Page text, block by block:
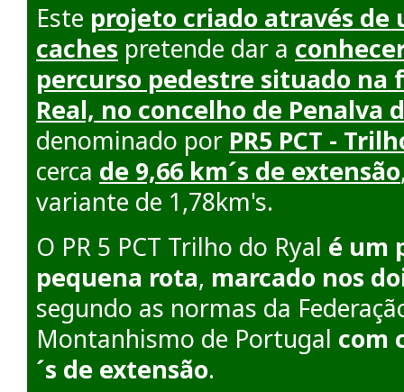
Este projeto criado através de
caches pretende dar a
percurso pedestre situado na
Real, no concelho de Penalva
denominado por PR5 PCT -
cerca de 9,66 km´s de extensão
variante de 1,78km's.
O PR 5 PCT Trilho do Ryal é um
pequena rota, marcado nos
segundo as normas da
Montanhismo de Portugal com
´s de extensão.